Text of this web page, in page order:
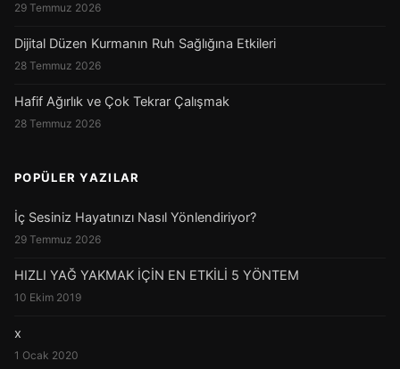
29 Temmuz 2026
Dijital Düzen Kurmanın Ruh Sağlığına Etkileri
28 Temmuz 2026
Hafif Ağırlık ve Çok Tekrar Çalışmak
28 Temmuz 2026
POPÜLER YAZILAR
İç Sesiniz Hayatınızı Nasıl Yönlendiriyor?
29 Temmuz 2026
HIZLI YAĞ YAKMAK İÇİN EN ETKİLİ 5 YÖNTEM
10 Ekim 2019
x
1 Ocak 2020